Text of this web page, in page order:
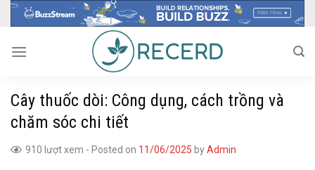
Skip
content
Cây thuốc dòi: Công dụng, cách trồng và
chăm sóc chi tiết
910 lượt xem - Posted on 11/06/2025 byAdmin